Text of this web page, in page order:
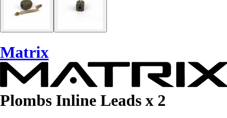
Matrix
Plombs Inline Leads x 2